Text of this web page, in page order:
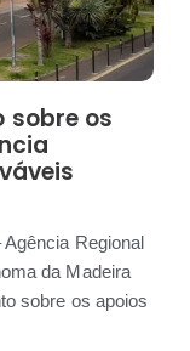
sobre os
Regional
da Madeira
sobre os apoios